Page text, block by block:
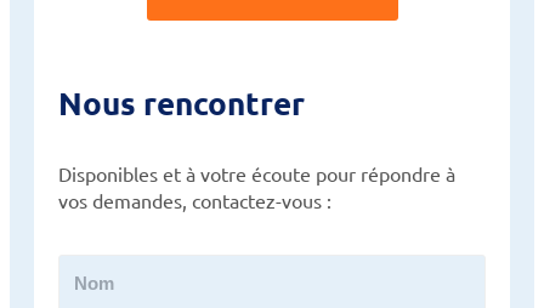
Nous rencontrer
Disponibles et à votre écoute pour répondre à
vos demandes, contactez-vous :